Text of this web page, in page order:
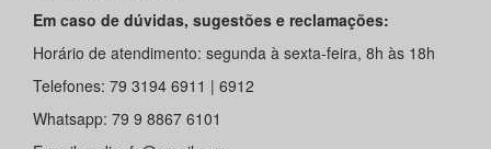
Em caso de dúvidas, sugestões e reclamações:
Horário de atendimento: segunda à sexta-feira, 8h às 18h
Telefones: 79 3194 6911 | 6912
Whatsapp: 79 9 8867 6101